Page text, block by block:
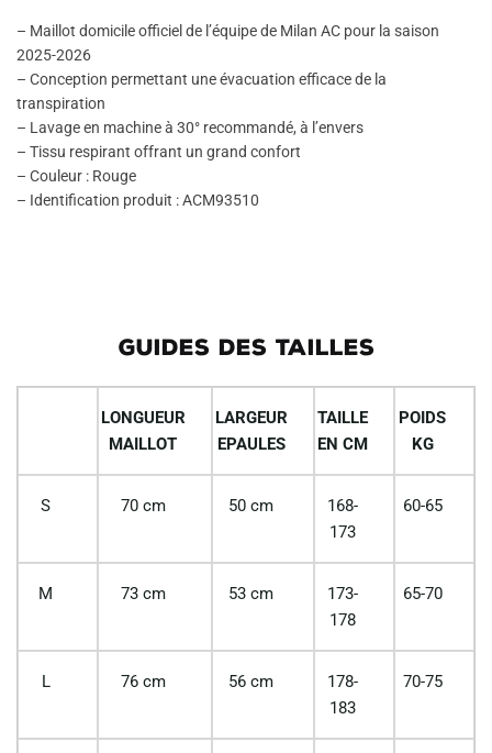
– Maillot domicile officiel de l’équipe de Milan AC pour la saison
2025-2026
– Conception permettant une évacuation efficace de la
transpiration
– Lavage en machine à 30° recommandé, à l’envers
– Tissu respirant offrant un grand confort
– Couleur : Rouge
– Identification produit : ACM93510
GUIDES DES TAILLES
LONGUEUR
MAILLOT
LARGEUR
EPAULES
TAILLE
EN CM
POIDS
KG
S 70 cm 50 cm
168-
173
60-65
M 73 cm 53 cm
173-
178
65-70
L 76 cm 56 cm
178-
183
70-75